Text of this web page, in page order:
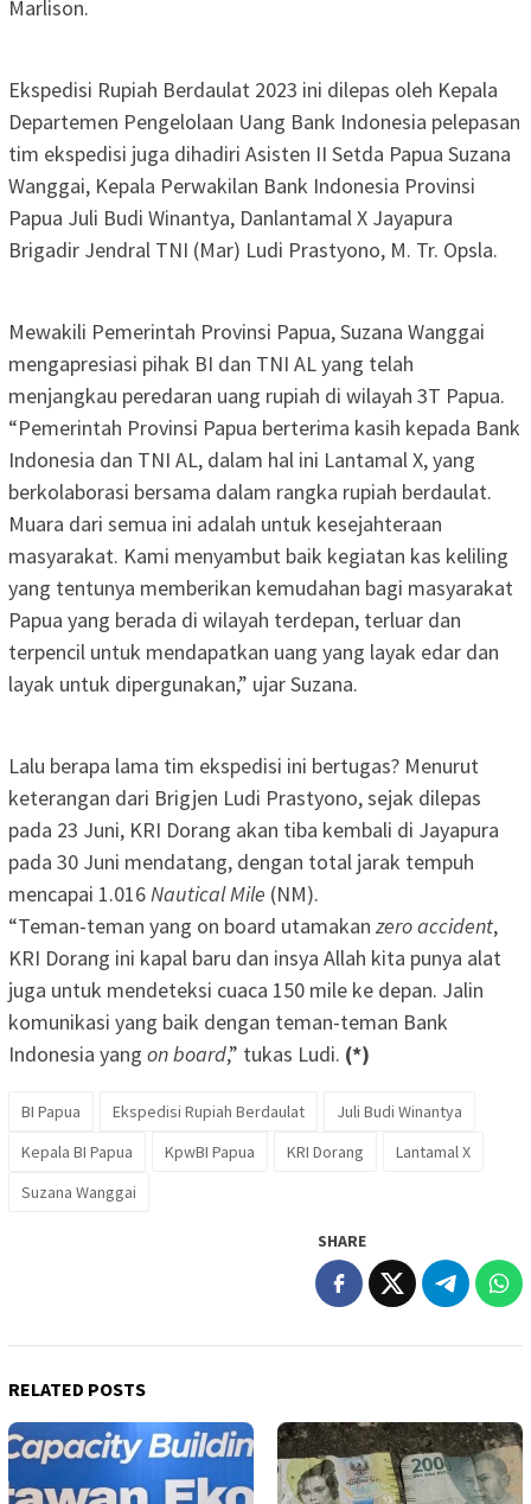
Marlison.
Ekspedisi Rupiah Berdaulat 2023 ini dilepas oleh Kepala
Departemen Pengelolaan Uang Bank Indonesia pelepasan
tim ekspedisi juga dihadiri Asisten II Setda Papua Suzana
Wanggai, Kepala Perwakilan Bank Indonesia Provinsi
Papua Juli Budi Winantya, Danlantamal X Jayapura
Brigadir Jendral TNI (Mar) Ludi Prastyono, M. Tr. Opsla.
Mewakili Pemerintah Provinsi Papua, Suzana Wanggai
mengapresiasi pihak BI dan TNI AL yang telah
menjangkau peredaran uang rupiah di wilayah 3T Papua.
“Pemerintah Provinsi Papua berterima kasih kepada Bank
Indonesia dan TNI AL, dalam hal ini Lantamal X, yang
berkolaborasi bersama dalam rangka rupiah berdaulat.
Muara dari semua ini adalah untuk kesejahteraan
masyarakat. Kami menyambut baik kegiatan kas keliling
yang tentunya memberikan kemudahan bagi masyarakat
Papua yang berada di wilayah terdepan, terluar dan
terpencil untuk mendapatkan uang yang layak edar dan
layak untuk dipergunakan,” ujar Suzana.
Lalu berapa lama tim ekspedisi ini bertugas? Menurut
keterangan dari Brigjen Ludi Prastyono, sejak dilepas
pada 23 Juni, KRI Dorang akan tiba kembali di Jayapura
pada 30 Juni mendatang, dengan total jarak tempuh
mencapai 1.016Nautical Mile (NM).
“Teman-teman yang on board utamakan zero accident,
KRI Dorang ini kapal baru dan insya Allah kita punya alat
juga untuk mendeteksi cuaca 150 mile ke depan. Jalin
komunikasi yang baik dengan teman-teman Bank
Indonesia yang on board,” tukas Ludi. (*)
BI Papua Ekspedisi Rupiah Berdaulat
Juli Budi Winantya
Kepala BI Papua
KpwBI Papua KRI Dorang
Lantamal X
Suzana Wanggai
SHARE
RELATED POSTS